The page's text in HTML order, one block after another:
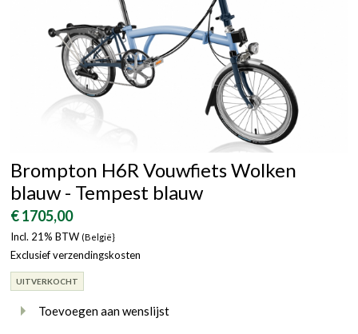
Brompton H6R Vouwfiets Wolken
blauw - Tempest blauw
€ 1705,00
Incl. 21% BTW (België}
Exclusief verzendingskosten
UITVERKOCHT
Toevoegen aan wenslijst